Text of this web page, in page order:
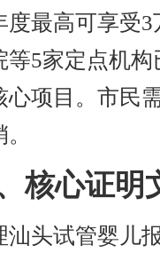
度最高可享受
等5家定点机
心项目。市民
核心证明
汕头试管婴儿